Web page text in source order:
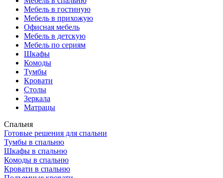
Мебель в гостиную
Мебель в прихожую
Офисная мебель
Мебель в детскую
Мебель по сериям
Шкафы
Комоды
Тумбы
Кровати
Столы
Зеркала
Матрацы
Спальня
Готовые решения для спальни
Тумбы в спальню
Шкафы в спальню
Комоды в спальню
Кровати в спальню